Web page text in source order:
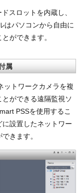
スロットを内蔵し、
はパソコンから自由に
ができます。
属
ットワークカメラを複
ができる遠隔監視ソ
PSSを使用するこ
設置したネットワー
きます。